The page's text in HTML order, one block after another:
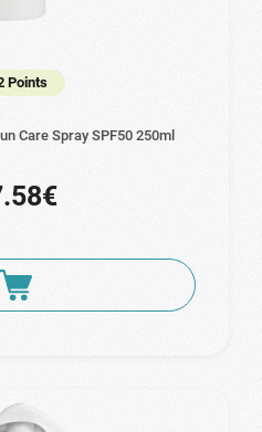
Points
Care Spray SPF50 250ml